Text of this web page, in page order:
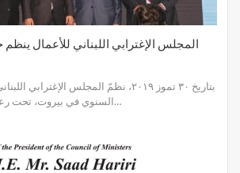
المجلس الإغترابي اللبناني للأعمال
بتاريخ ٣٠ تموز ٢٠١٩، نظمّ المجلس
السنوي في بيروت، تحت…